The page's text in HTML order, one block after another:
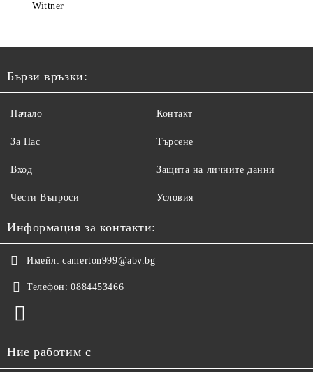
Wittner
Бързи връзки:
Начало
За Нас
Вход
Чести Въпроси
Контакт
Търсене
Защита на личните данни
Условия
Информация за контакти:
Имейл: camerton999@abv.bg
Телефон: 0884453466
Ние работим с